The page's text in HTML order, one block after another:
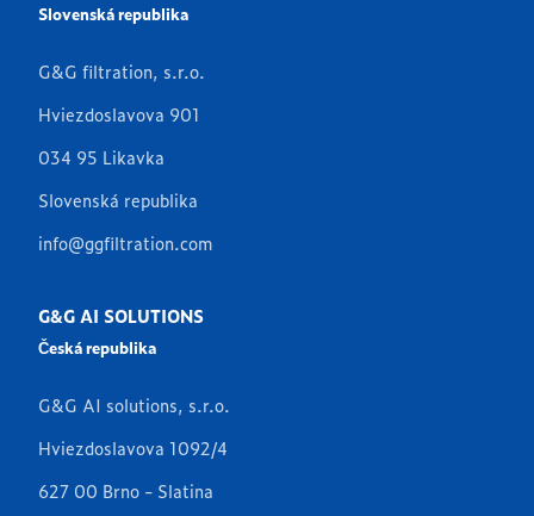
Slovenská republika
G&G filtration, s.r.o.
Hviezdoslavova 901
034 95 Likavka
Slovenská republika
info@ggfiltration.com
G&G AI SOLUTIONS
Česká republika
G&G AI solutions, s.r.o.
Hviezdoslavova 1092/4
627 00 Brno - Slatina